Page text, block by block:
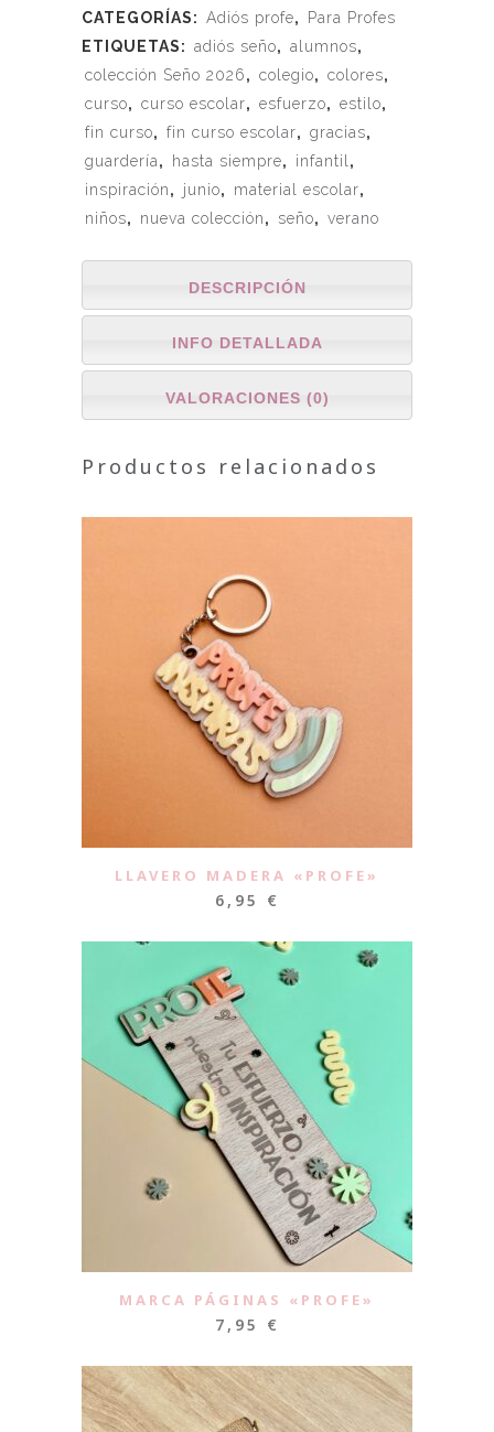
CATEGORÍAS: Adiós profe,
Para Profes
ETIQUETAS: adiós seño, alumnos,
colección Seño 2026, colegio, colores,
curso, curso escolar, esfuerzo, estilo,
fin curso, fin curso escolar, gracias,
guardería, hasta siempre, infantil ,
inspiración, junio, material escolar,
niños, nueva colección, seño, verano
DESCRIPCIÓN
INFO DETALLADA
VALORACIONES (0)
Productos relacionados
LLAVERO MADERA «PROFE»
6,95 €
MARCA PÁGINAS «PROFE»
7,95 €